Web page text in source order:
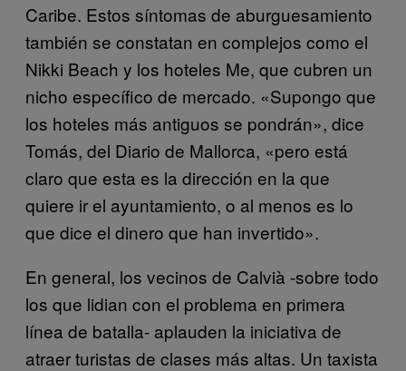
Caribe. Estos síntomas de aburguesamiento
también se constatan en complejos como el
Nikki Beach y los hoteles Me, que cubren un
nicho específico de mercado. «Supongo que
los hoteles más antiguos se pondrán», dice
Tomás, del Diario de Mallorca, «pero está
claro que esta es la dirección en la que
quiere ir el ayuntamiento, o al menos es lo
que dice el dinero que han invertido».
En general, los vecinos de Calvià -sobre todo
los que lidian con el problema en primera
línea de batalla- aplauden la iniciativa de
atraer turistas de clases más altas. Un taxista